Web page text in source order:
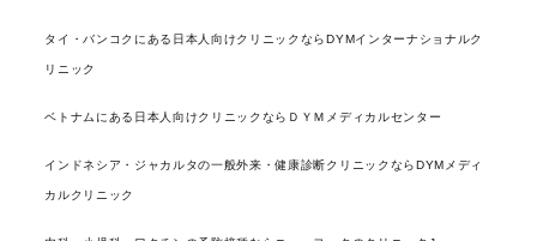
タイ・バンコクにある日本人向けクリニックならDYMインターナショナルク
リニック
ベトナムにある日本人向けクリニックならＤＹＭメディカルセンター
インドネシア・ジャカルタの一般外来・健康診断クリニックならDYMメディ
カルクリニック